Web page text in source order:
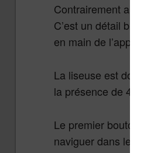
Contrairement au
C’est un détail bien
en main de l’appareil
La liseuse est dotée
la présence de 4
Le premier bouton
naviguer dans les